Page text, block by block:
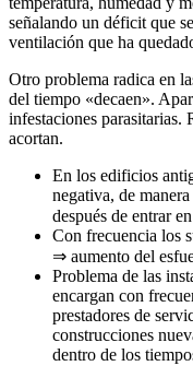
señalando un déficit que
ventilación que ha
Otro problema radica en
del tiempo «decaen».
infestaciones parasitarias.
acortan.
En los edificios
negativa, de
después de entrar
Con frecuencia los
⇒ aumento del
Problema de las
encargan con
prestadores de
construcciones
dentro de los